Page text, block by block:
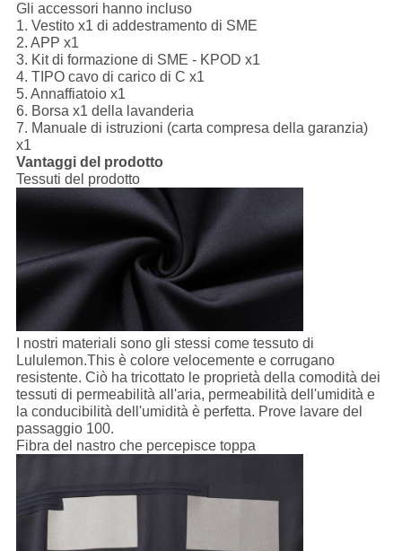
Gli accessori hanno incluso
1. Vestito x1 di addestramento di SME
2. APP x1
3. Kit di formazione di SME - KPOD x1
4. TIPO cavo di carico di C x1
5. Annaffiatoio x1
6. Borsa x1 della lavanderia
7. Manuale di istruzioni (carta compresa della garanzia)
x1
Vantaggi del prodotto
Tessuti del prodotto
I nostri materiali sono gli stessi come tessuto di
Lululemon.This è colore velocemente e corrugano
resistente. Ciò ha tricottato le proprietà della comodità dei
tessuti di permeabilità all'aria, permeabilità dell'umidità e
la conducibilità dell'umidità è perfetta. Prove lavare del
passaggio 100.
Fibra del nastro che percepisce toppa